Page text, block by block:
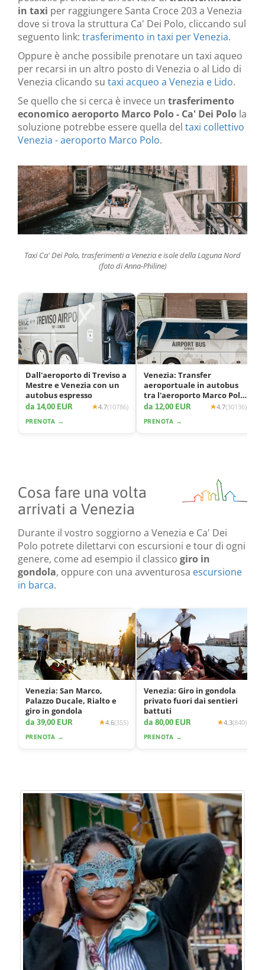
in taxi per raggiungere Santa Croce 203 a Venezia
dove si trova la struttura Ca' Dei Polo, cliccando sul
seguento link: trasferimento in taxi per Venezia.
Oppure è anche possibile prenotare un taxi aqueo
per recarsi in un altro posto di Venezia o al Lido di
Venezia clicando su taxi acqueo a Venezia e Lido.
Se quello che si cerca è invece un trasferimento
economico aeroporto Marco Polo - Ca' Dei Polo la
soluzione potrebbe essere quella del taxi collettivo
Venezia - aeroporto Marco Polo.
Taxi Ca' Dei Polo, trasferimenti a Venezia e isole della Laguna Nord
(foto di Anna-Philine)
Dall'aeroporto di Treviso a
Mestre e Venezia con un
autobus espresso
da 14,00 EUR 4.7(10786)
PRENOTA →
Venezia: Transfer
aeroportuale in autobus
tra l'aeroporto Marco Polo
e la città
da 12,00 EUR 4.7(30136)
PRENOTA →
Cosa fare una volta
arrivati a Venezia
Durante il vostro soggiorno a Venezia e Ca' Dei
Polo potrete dilettarvi con escursioni e tour di ogni
genere, come ad esempio il classico giro in
gondola, oppure con una avventurosa escursione
in barca.
Venezia: San Marco,
Palazzo Ducale, Rialto e
giro in gondola
da 39,00 EUR 4.6(355)
PRENOTA →
Venezia: Giro in gondola
privato fuori dai sentieri
battuti
da 80,00 EUR 4.3(840)
PRENOTA →